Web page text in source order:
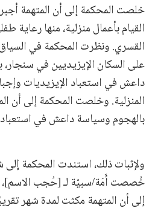
خلصت المحكمة إلى أن المتهمة
القيام بأعمال منزلية، منها رعاية
القسري. ونظرت المحكمة في
على السكان الإيزيديين في سنجار،
داعش في استعباد الإيزيديات
المنزلية. وخلصت المحكمة إلى أن
بالهجوم وسياسة داعش في استعباد
ولإثبات ذلك، استندت المحكمة